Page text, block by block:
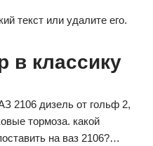
текст или удалите его.
в классику
2106 дизель от гольф 2,
тормоза. какой
на ваз 2106?…